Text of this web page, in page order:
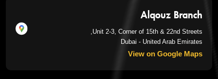
Alqouz Branch
Unit 2-3, Corner of 15th & 22nd Streets,
Dubai - United Arab Emirates
View on Google Maps